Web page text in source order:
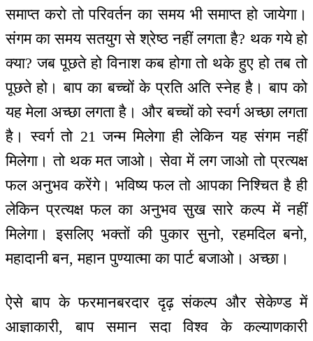
समाप्त करो तो परिवर्तन का समय भी समाप्त हो जायेगा।
संगम का समय सतयुग से श्रेष्ठ नहीं लगता है? थक गये हो
क्या? जब पूछते हो विनाश कब होगा तो थके हुए हो तब तो
पूछते हो। बाप का बच्चों के प्रति अति स्नेह है। बाप को
यह मेला अच्छा लगता है। और बच्चों को स्वर्ग अच्छा लगता
है। स्वर्ग तो 21 जन्म मिलेगा ही लेकिन यह संगम नहीं
मिलेगा। तो थक मत जाओ। सेवा में लग जाओ तो प्रत्यक्ष
फल अनुभव करेंगे। भविष्य फल तो आपका निश्चित है ही
लेकिन प्रत्यक्ष फल का अनुभव सुख सारे कल्प में नहीं
मिलेगा। इसलिए भक्तों की पुकार सुनो, रहमदिल बनो,
महादानी बन, महान पुण्यात्मा का पार्ट बजाओ। अच्छा।
ऐसे बाप के फरमानबरदार दृढ़ संकल्प और सेकेण्ड में
आज्ञाकारी, बाप समान सदा विश्व के कल्याणकारी